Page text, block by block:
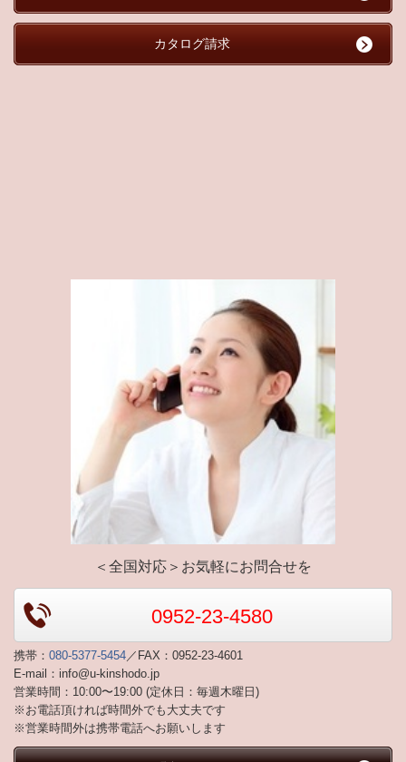
カタログ請求
＜全国対応＞お気軽にお問合せを
0952-23-4580
携帯： 080-5377-5454／FAX：0952-23-4601
E-mail：info@u-kinshodo.jp
営業時間：10:00〜19:00 (定休日：毎週木曜日)
※お電話頂ければ時間外でも大丈夫です
※営業時間外は携帯電話へお願いします